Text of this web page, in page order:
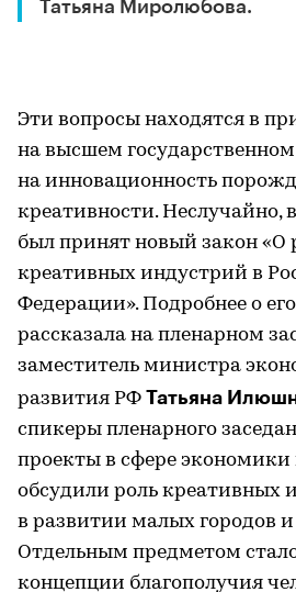
Татьяна Миролюбова.
Эти вопросы находятся в
на высшем государственном
на инновационность
креативности. Неслучайно,
был принят новый закон «О
креативных индустрий в
Федерации». Подробнее о
рассказала на пленарном
заместитель министра
развития РФ Татьяна
спикеры пленарного
проекты в сфере экономики
обсудили роль креативных
в развитии малых городов и
Отдельным предметом
концепции благополучия